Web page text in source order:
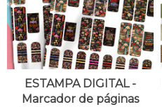
ESTAMPA DIGITAL -
Marcador de páginas